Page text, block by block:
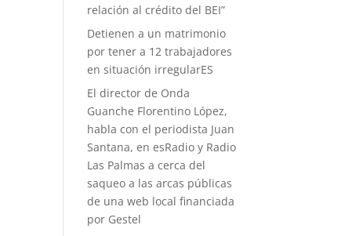
relación al crédito del BEI”
Detienen a un matrimonio
por tener a 12 trabajadores
en situación irregularES
El director de Onda
Guanche Florentino López,
habla con el periodista Juan
Santana, en esRadio y Radio
Las Palmas a cerca del
saqueo a las arcas públicas
de una web local financiada
por Gestel